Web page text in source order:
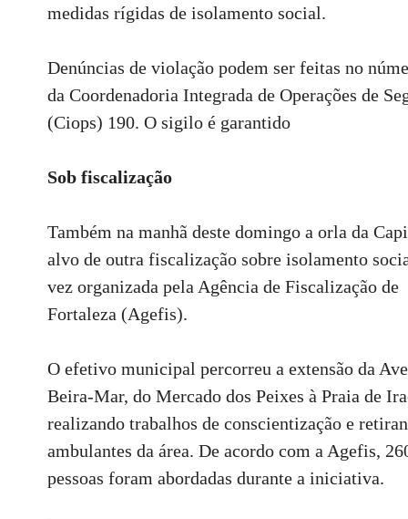
medidas rígidas de isolamento social.
Denúncias de violação podem ser feitas no
da Coordenadoria Integrada de Operações de
(Ciops) 190. O sigilo é garantido
Sob fiscalização
Também na manhã deste domingo a orla da
alvo de outra fiscalização sobre isolamento
vez organizada pela Agência de Fiscalização de
Fortaleza (Agefis).
O efetivo municipal percorreu a extensão da
Beira-Mar, do Mercado dos Peixes à Praia de
realizando trabalhos de conscientização e
ambulantes da área. De acordo com a Agefis,
pessoas foram abordadas durante a iniciativa.